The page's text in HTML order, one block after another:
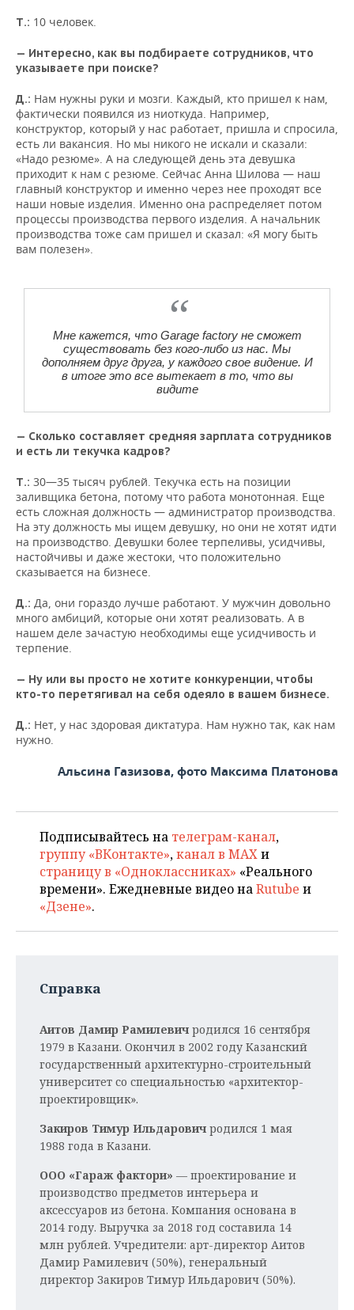
Т.: 10 человек.
— Интересно, как вы подбираете сотрудников, что
указываете при поиске?
Д.: Нам нужны руки и мозги. Каждый, кто пришел к нам,
фактически появился из ниоткуда. Например,
конструктор, который у нас работает, пришла и спросила,
есть ли вакансия. Но мы никого не искали и сказали:
«Надо резюме». А на следующей день эта девушка
приходит к нам с резюме. Сейчас Анна Шилова — наш
главный конструктор и именно через нее проходят все
наши новые изделия. Именно она распределяет потом
процессы производства первого изделия. А начальник
производства тоже сам пришел и сказал: «Я могу быть
вам полезен».
Мне кажется, что Garage factory не сможет
существовать без кого-либо из нас. Мы
дополняем друг друга, у каждого свое видение. И
в итоге это все вытекает в то, что вы
видите
— Сколько составляет средняя зарплата сотрудников
и есть ли текучка кадров?
Т.: 30—35 тысяч рублей. Текучка есть на позиции
заливщика бетона, потому что работа монотонная. Еще
есть сложная должность — администратор производства.
На эту должность мы ищем девушку, но они не хотят идти
на производство. Девушки более терпеливы, усидчивы,
настойчивы и даже жестоки, что положительно
сказывается на бизнесе.
Д.: Да, они гораздо лучше работают. У мужчин довольно
много амбиций, которые они хотят реализовать. А в
нашем деле зачастую необходимы еще усидчивость и
терпение.
— Ну или вы просто не хотите конкуренции, чтобы
кто-то перетягивал на себя одеяло в вашем бизнесе.
Д.: Нет, у нас здоровая диктатура. Нам нужно так, как нам
нужно.
Альсина Газизова, фото Максима Платонова
Подписывайтесь на телеграм-канал,
группу «ВКонтакте»,канал в MAXи
страницу в «Одноклассниках» «Реального
времени». Ежедневные видео наRutube и
«Дзене».
Справка
Аитов Дамир Рамилевич родился 16 сентября
1979 в Казани. Окончил в 2002 году Казанский
государственный архитектурно-строительный
университет со специальностью «архитектор-
проектировщик».
Закиров Тимур Ильдарович родился 1 мая
1988 года в Казани.
ООО «Гараж фактори» — проектирование и
производство предметов интерьера и
аксессуаров из бетона. Компания основана в
2014 году. Выручка за 2018 год составила 14
млн рублей. Учредители: арт-директор Аитов
Дамир Рамилевич (50%), генеральный
директор Закиров Тимур Ильдарович (50%).